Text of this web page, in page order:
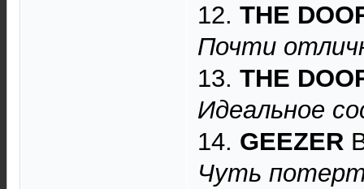
12. THE
Почти
13. THE
Идеальное
14. GEEZER
Чуть